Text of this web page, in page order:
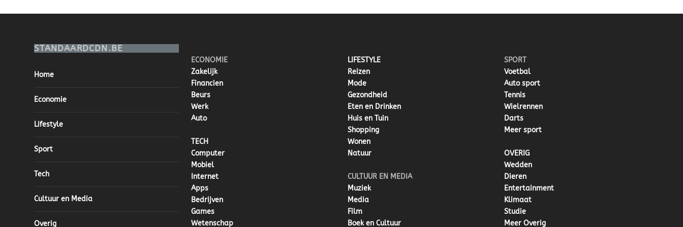
STANDAARDCDN.BE
Home
Economie
Lifestyle
Sport
Tech
Cultuur en Media
Overig
ECONOMIE
Zakelijk
Financien
Beurs
Werk
Auto
TECH
Computer
Mobiel
Internet
Apps
Bedrijven
Games
Wetenschap
LIFESTYLE
Reizen
Mode
Gezondheid
Eten en Drinken
Huis en Tuin
Shopping
Wonen
Natuur
CULTUUR EN MEDIA
Muziek
Media
Film
Boek en Cultuur
SPORT
Voetbal
Auto sport
Tennis
Wielrennen
Darts
Meer sport
OVERIG
Wedden
Dieren
Entertainment
Klimaat
Studie
Meer Overig